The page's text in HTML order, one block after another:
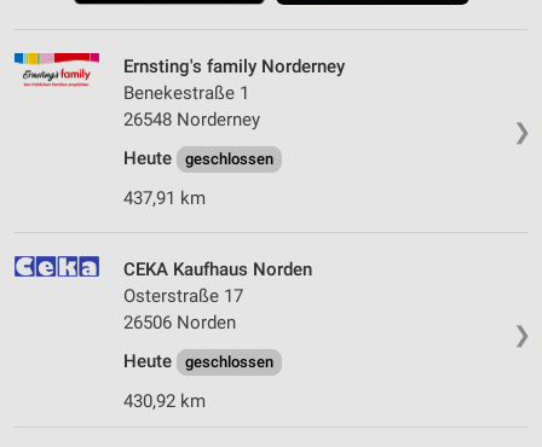
❯
Ernsting's family Norderney
Benekestraße 1
26548 Norderney
Heute
geschlossen
437,91 km
❯
CEKA Kaufhaus Norden
Osterstraße 17
26506 Norden
Heute
geschlossen
430,92 km